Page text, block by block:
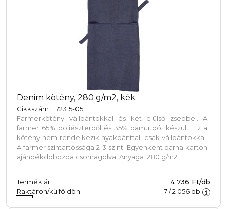
Denim kötény, 280 g/m2, kék
Cikkszám: 1172315-05
Farmerkötény vállpántokkal és két elülső zsebbel. A
farmer 65% poliészterből és 35% pamutból készült. Ez a
kötény nem rendelkezik nyakpánttal, csak vállpántokkal.
A farmer színtartóssága 2-3 szint. Egyenként barna karton
ajándékdobozba csomagolva. Anyaga: 280 g/m2.
Termék ár
4 736 Ft/db
Raktáron/külföldön
7/2 056 db